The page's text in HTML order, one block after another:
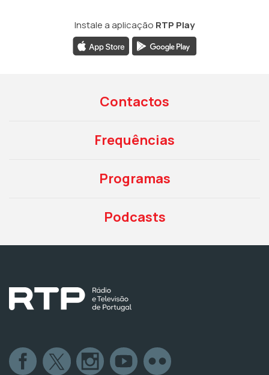
Instale a aplicação RTP Play
Contactos
Frequências
Programas
Podcasts